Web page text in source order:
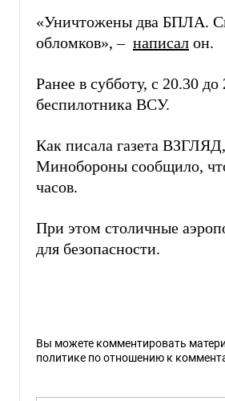
«Уничтожены два БПЛА.
обломков», – написал он.
Ранее в субботу, с 20.30
беспилотника ВСУ.
Как писала газета
Минобороны сообщило,
часов.
При этом столичные
для безопасности.
Вы можете комментировать
политике по отношению к